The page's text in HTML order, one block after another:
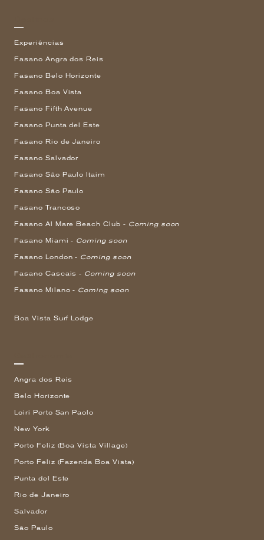
Experiências
Fasano Angra dos Reis
Fasano Belo Horizonte
Fasano Boa Vista
Fasano Fifth Avenue
Fasano Punta del Este
Fasano Rio de Janeiro
Fasano Salvador
Fasano São Paulo Itaim
Fasano São Paulo
Fasano Trancoso
Fasano Al Mare Beach Club - Coming soon
Fasano Miami - Coming soon
Fasano London - Coming soon
Fasano Cascais - Coming soon
Fasano Milano - Coming soon
Boa Vista Surf Lodge
Angra dos Reis
Belo Horizonte
Loiri Porto San Paolo
New York
Porto Feliz (Boa Vista Village)
Porto Feliz (Fazenda Boa Vista)
Punta del Este
Rio de Janeiro
Salvador
São Paulo